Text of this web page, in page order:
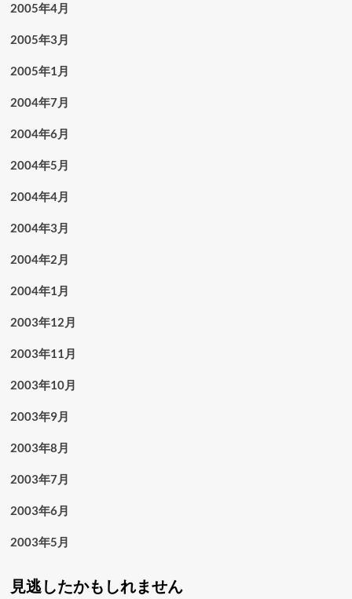
2005年4月
2005年3月
2005年1月
2004年7月
2004年6月
2004年5月
2004年4月
2004年3月
2004年2月
2004年1月
2003年12月
2003年11月
2003年10月
2003年9月
2003年8月
2003年7月
2003年6月
2003年5月
見逃したかもしれません